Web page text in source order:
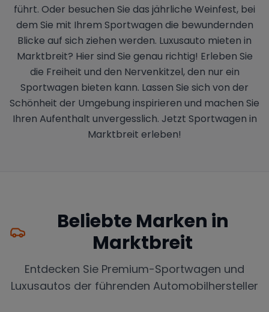
führt. Oder besuchen Sie das jährliche Weinfest, bei
dem Sie mit Ihrem Sportwagen die bewundernden
Blicke auf sich ziehen werden. Luxusauto mieten in
Marktbreit? Hier sind Sie genau richtig! Erleben Sie
die Freiheit und den Nervenkitzel, den nur ein
Sportwagen bieten kann. Lassen Sie sich von der
Schönheit der Umgebung inspirieren und machen Sie
Ihren Aufenthalt unvergesslich. Jetzt Sportwagen in
Marktbreit erleben!
Beliebte Marken in
Marktbreit
Entdecken Sie Premium-Sportwagen und
Luxusautos der führenden Automobilhersteller